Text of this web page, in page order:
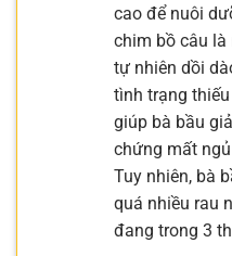
cao để nuôi
chim bồ câu là
tự nhiên dồi
tình trạng
giúp bà bầu
chứng mất
Tuy nhiên, bà
quá nhiều rau
đang trong 3